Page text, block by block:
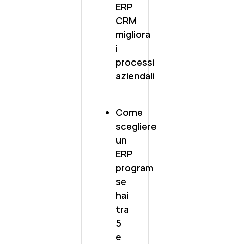
ERP
CRM
migliora
i
processi
aziendali
Come
scegliere
un
ERP
program
se
hai
tra
5
e